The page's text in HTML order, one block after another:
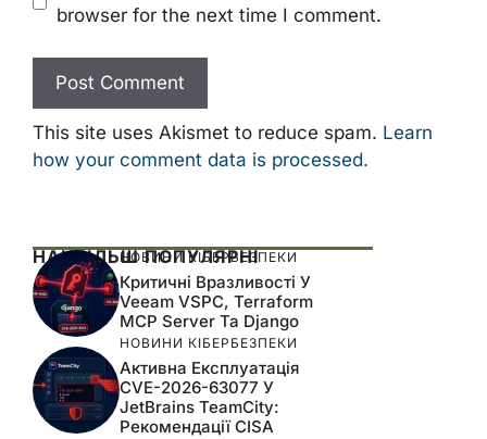
browser for the next time I comment.
This site uses Akismet to reduce spam. Learn
how your comment data is processed.
НАЙБІЛЬШ ПОПУЛЯРНІ
НОВИНИ КІБЕРБЕЗПЕКИ
Критичні Вразливості У
Veeam VSPC, Terraform
MCP Server Та Django
НОВИНИ КІБЕРБЕЗПЕКИ
Активна Експлуатація
CVE-2026-63077 У
JetBrains TeamCity:
Рекомендації CISA